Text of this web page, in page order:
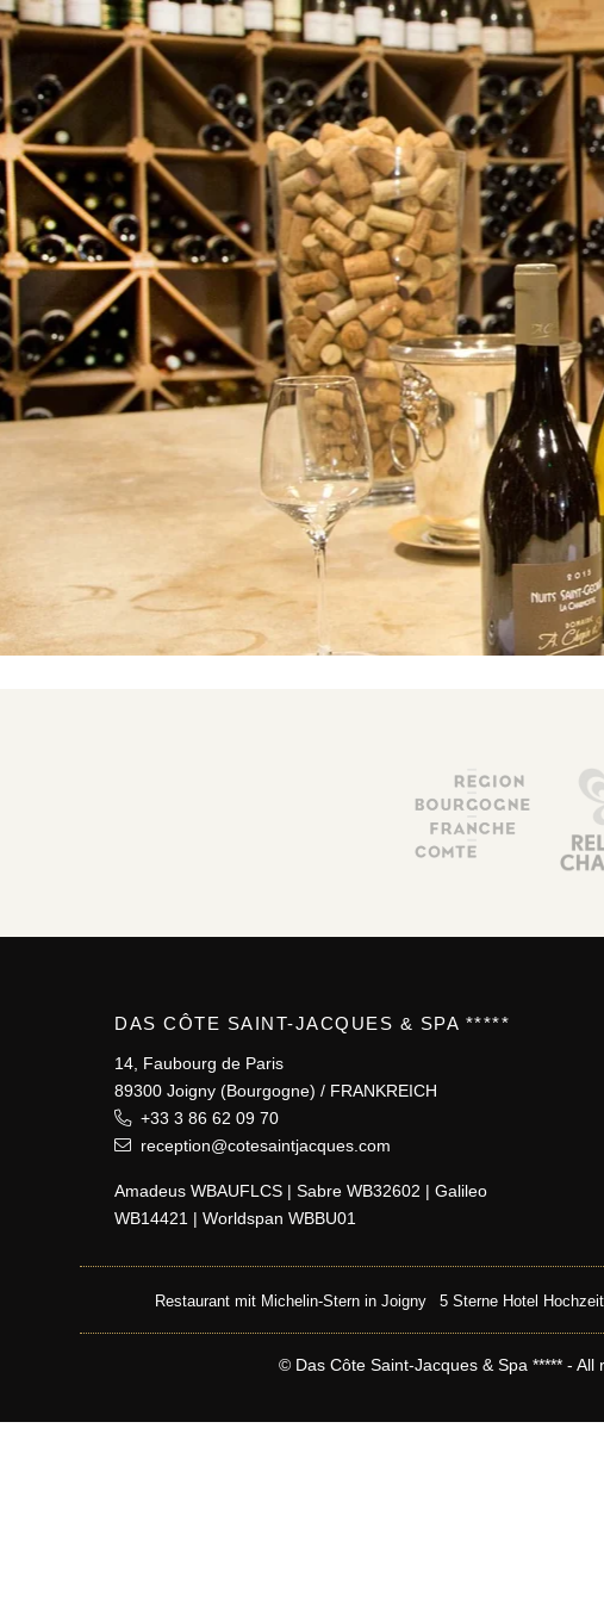
DAS CÔTE SAINT-JACQUES & SPA *****
14, Faubourg de Paris
89300 Joigny (Bourgogne) / FRANKREICH
+33 3 86 62 09 70
reception@cotesaintjacques.com
Amadeus WBAUFLCS | Sabre WB32602 | Galileo
WB14421 | Worldspan WBBU01
Restaurant mit Michelin-Stern in Joigny 5 Sterne Hotel
© Das Côte Saint-Jacques & Spa ***** - All